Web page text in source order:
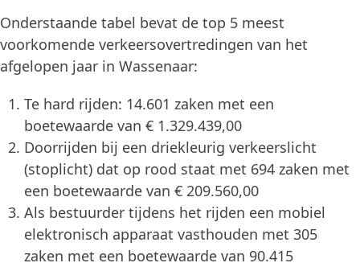
Onderstaande tabel bevat de top 5 meest
voorkomende verkeersovertredingen van het
afgelopen jaar in Wassenaar:
Te hard rijden: 14.601 zaken met een
boetewaarde van € 1.329.439,00
Doorrijden bij een driekleurig verkeerslicht
(stoplicht) dat op rood staat met 694 zaken met
een boetewaarde van € 209.560,00
Als bestuurder tijdens het rijden een mobiel
elektronisch apparaat vasthouden met 305
zaken met een boetewaarde van 90.415